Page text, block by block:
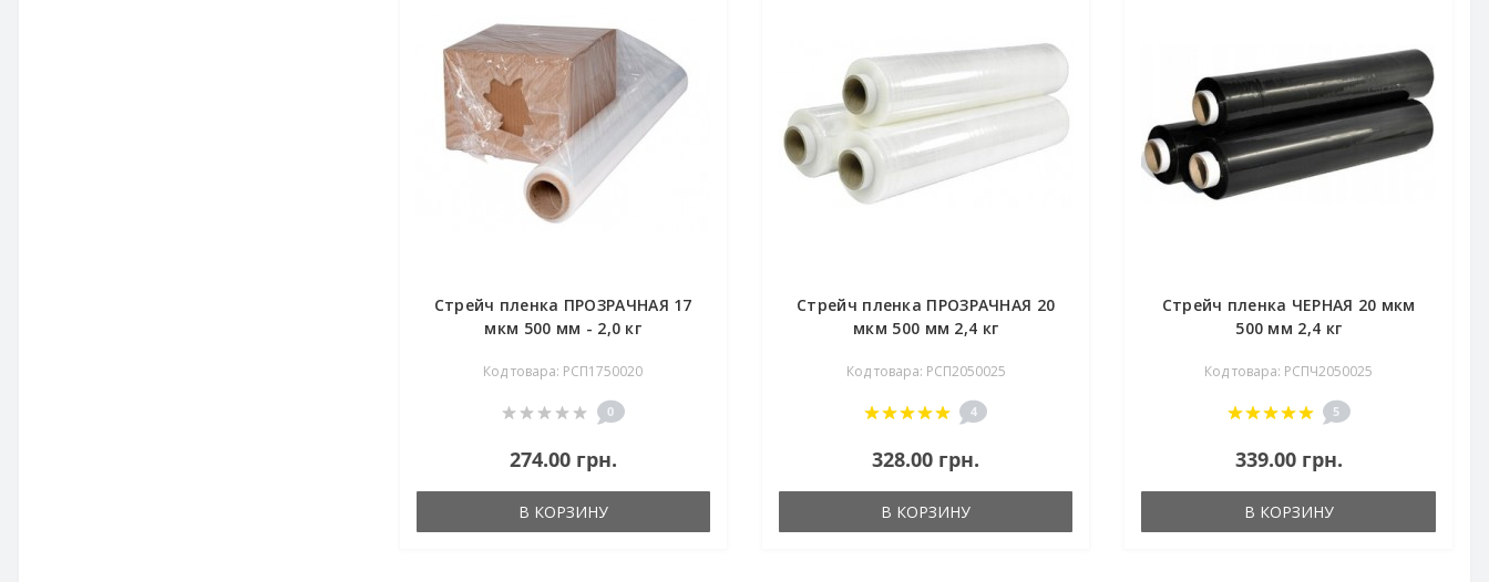
Стрейч пленка ПРОЗРАЧНАЯ 17
мкм 500 мм - 2,0 кг
Код товара: РСП1750020
0
274.00 грн.
В КОРЗИНУ
Стрейч пленка ПРОЗРАЧНАЯ 20
мкм 500 мм 2,4 кг
Код товара: РСП2050025
4
328.00 грн.
В КОРЗИНУ
Стрейч пленка ЧЕРНАЯ 20 мкм
500 мм 2,4 кг
Код товара: РСПЧ2050025
5
339.00 грн.
В КОРЗИНУ